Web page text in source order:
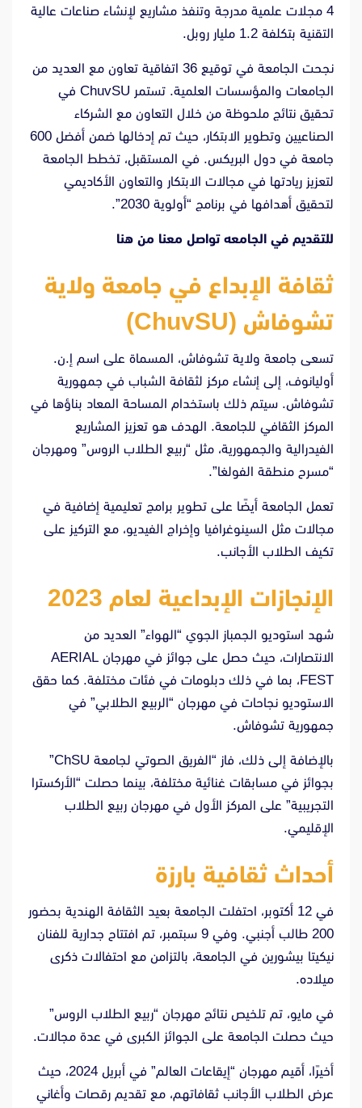
4 مجلات علمية مدرجة وتنفذ مشاريع لإنشاء صناعات عالية
التقنية بتكلفة 1.2 مليار روبل.
نجحت الجامعة في توقيع 36 اتفاقية تعاون مع العديد من
الجامعات والمؤسسات العلمية. تستمر ChuvSU في
تحقيق نتائج ملحوظة من خلال التعاون مع الشركاء
الصناعيين وتطوير الابتكار، حيث تم إدخالها ضمن أفضل 600
جامعة في دول البريكس. في المستقبل، تخطط الجامعة
لتعزيز ريادتها في مجالات الابتكار والتعاون الأكاديمي
لتحقيق أهدافها في برنامج “أولوية 2030”.
للتقديم في الجامعه تواصل معنا من هنا
ثقافة الإبداع في جامعة ولاية
تشوفاش (ChuvSU)
تسعى جامعة ولاية تشوفاش، المسماة على اسم إ.ن.
أوليانوف، إلى إنشاء مركز لثقافة الشباب في جمهورية
تشوفاش. سيتم ذلك باستخدام المساحة المعاد بناؤها في
المركز الثقافي للجامعة. الهدف هو تعزيز المشاريع
الفيدرالية والجمهورية، مثل “ربيع الطلاب الروس” ومهرجان
“مسرح منطقة الفولغا”.
تعمل الجامعة أيضًا على تطوير برامج تعليمية إضافية في
مجالات مثل السينوغرافيا وإخراج الفيديو، مع التركيز على
تكيف الطلاب الأجانب.
الإنجازات الإبداعية لعام 2023
شهد استوديو الجمباز الجوي “الهواء” العديد من
الانتصارات، حيث حصل على جوائز في مهرجان AERIAL
FEST، بما في ذلك دبلومات في فئات مختلفة. كما حقق
الاستوديو نجاحات في مهرجان “الربيع الطلابي” في
جمهورية تشوفاش.
بالإضافة إلى ذلك، فاز “الفريق الصوتي لجامعة ChSU”
بجوائز في مسابقات غنائية مختلفة، بينما حصلت “الأركسترا
التجريبية” على المركز الأول في مهرجان ربيع الطلاب
الإقليمي.
أحداث ثقافية بارزة
في 12 أكتوبر، احتفلت الجامعة بعيد الثقافة الهندية بحضور
200 طالب أجنبي. وفي 9 سبتمبر، تم افتتاح جدارية للفنان
نيكيتا بيشورين في الجامعة، بالتزامن مع احتفالات ذكرى
ميلاده.
في مايو، تم تلخيص نتائج مهرجان “ربيع الطلاب الروس”
حيث حصلت الجامعة على الجوائز الكبرى في عدة مجالات.
أخيرًا، أقيم مهرجان “إيقاعات العالم” في أبريل 2024، حيث
عرض الطلاب الأجانب ثقافاتهم، مع تقديم رقصات وأغاني